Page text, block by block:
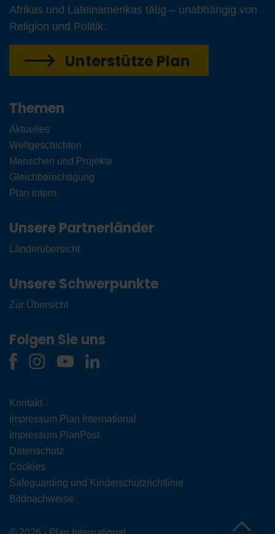
Afrikas und Lateinamerikas tätig – unabhängig von
Religion und Politik.
Unterstütze Plan
Themen
Aktuelles
Weltgeschichten
Menschen und Projekte
Gleichberechtigung
Plan intern
Unsere Partnerländer
Länderübersicht
Unsere Schwerpunkte
Zur Übersicht
Folgen Sie uns
Kontakt
Impressum Plan International
Impressum PlanPost
Datenschutz
Cookies
Safeguarding und Kinderschutzrichtlinie
Bildnachweise